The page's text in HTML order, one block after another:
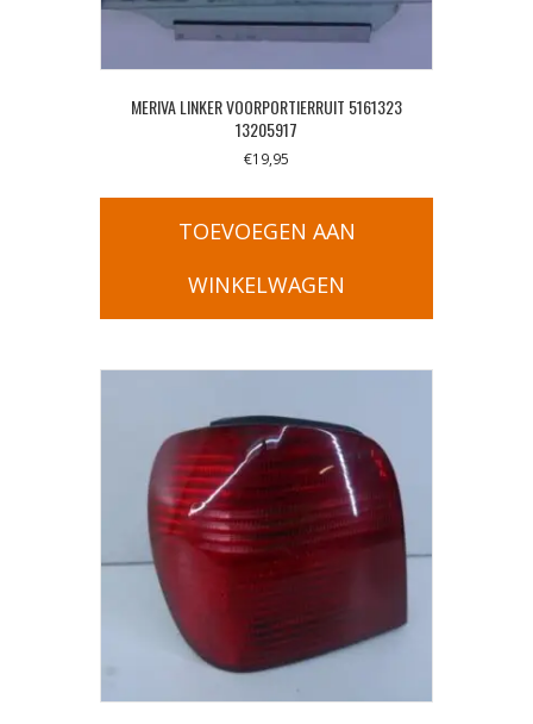
MERIVA LINKER VOORPORTIERRUIT 5161323
13205917
€19,95
TOEVOEGEN AAN
WINKELWAGEN